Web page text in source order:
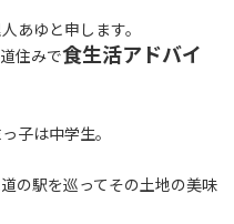
あゆと申します。
住みで食生活アドバイ
子は中学生。
の駅を巡ってその土地の美味